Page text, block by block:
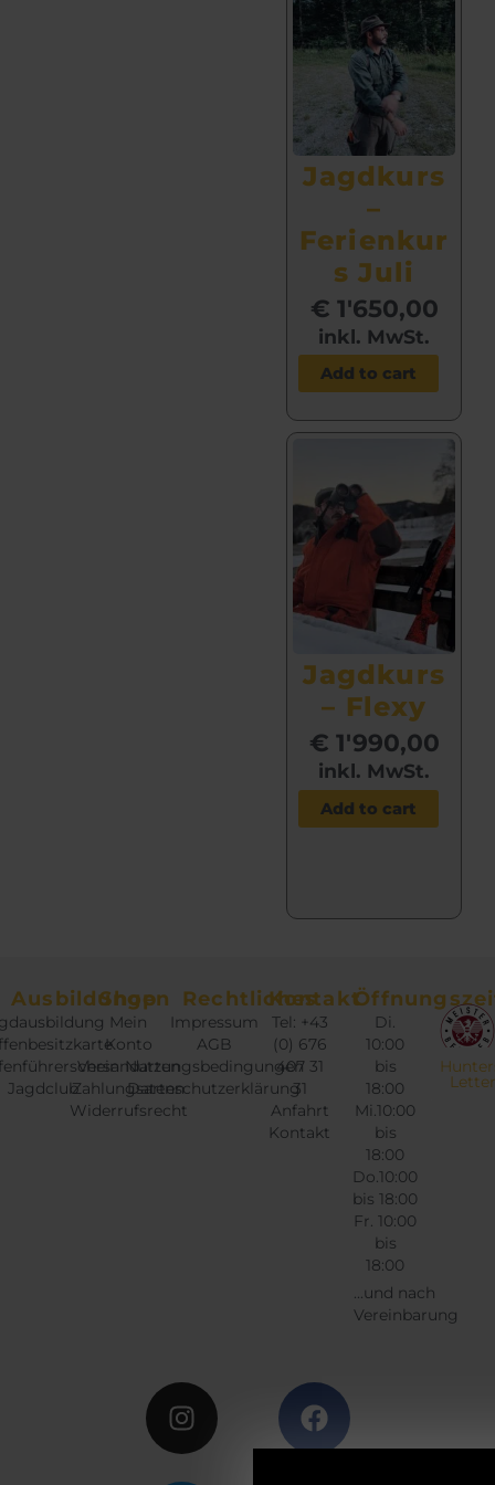
Jagd­kurs
–
Ferienkur
s Juli
€ 1'650,00
inkl. MwSt.
Add to cart
Jagd­kurs
– Flexy
€ 1'990,00
inkl. MwSt.
Add to cart
Ausbildungen
Jagdclub
Shop
Mein
Konto
Versandarten
Zahlungsarten
Widerrufsrecht
Rechtliches
Impressum
AGB
Nutzungsbedingungen
Datenschutzerklärung
Kontakt
Tel: +43
(0) 676
407 31
31
Anfahrt
Kontakt
Di.
10:00
bis
18:00
Mi.10:00
bis
18:00
Do.10:00
bis 18:00
Fr. 10:00
bis
18:00
...und nach
Vereinbarung